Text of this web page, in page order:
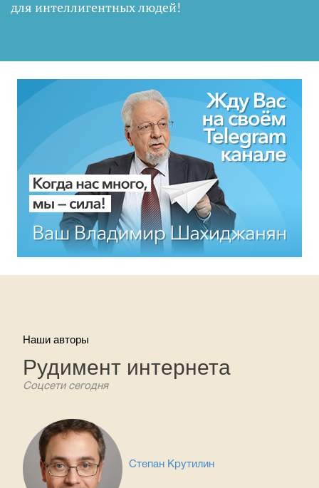
для интеллигентных людей!
Наши авторы
Рудимент интернета
Соцсети сегодня
Степан Крутилин